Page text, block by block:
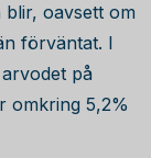
oavsett om
förväntat. I
på
omkring 5,2%